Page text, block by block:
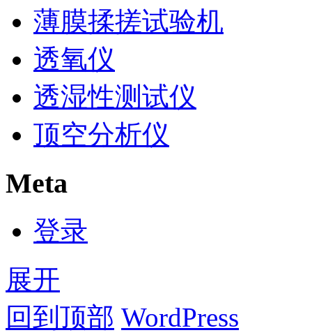
薄膜揉搓试验机
透氧仪
透湿性测试仪
顶空分析仪
Meta
登录
展开
回到顶部 WordPress